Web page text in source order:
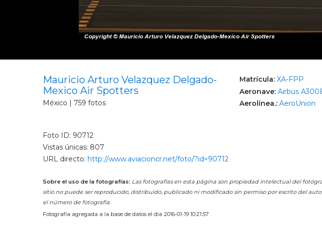
Mauricio Arturo Velazquez Delgado-
Mexico Air Spotters
México | 759 fotos
Matrícula: XA-FPP
Aeronave: Airbus
Aerolínea.: AeroUnion
Foto ID: 90712
Vistas únicas: 807
URL directo: http://www.aviacioncr.net/foto/?id=90712
Sobre el uso de la fotografías: Las fotografías en esta página son propiedad intelectual del
sitio no puede ser reproducido, distribuido, publicado ni modificado sin permiso por escrito del
el número de fotografía.
Fotografía agregada a la base de datos el día 2016-01-19 10:21:57